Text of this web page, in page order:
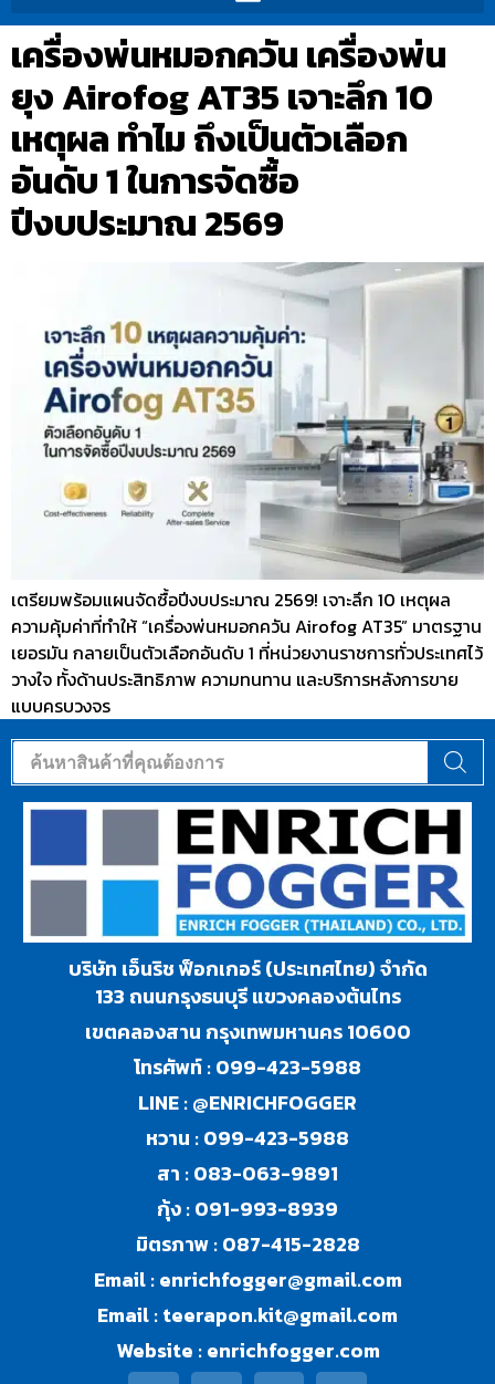
เครื่องพ่นหมอกควัน เครื่องพ่น
ยุง Airofog AT35 เจาะลึก 10
เหตุผล ทำไม ถึงเป็นตัวเลือก
อันดับ 1 ในการจัดซื้อ
ปีงบประมาณ 2569
เตรียมพร้อมแผนจัดซื้อปีงบประมาณ 2569! เจาะลึก 10 เหตุผล
ความคุ้มค่าที่ทำให้ “เครื่องพ่นหมอกควัน Airofog AT35” มาตรฐาน
เยอรมัน กลายเป็นตัวเลือกอันดับ 1 ที่หน่วยงานราชการทั่วประเทศไว้
วางใจ ทั้งด้านประสิทธิภาพ ความทนทาน และบริการหลังการขาย
แบบครบวงจร
บริษัท เอ็นริช ฟ็อกเกอร์ (ประเทศไทย) จำกัด
133 ถนนกรุงธนบุรี แขวงคลองต้นไทร
เขตคลองสาน กรุงเทพมหานคร 10600
โทรศัพท์ :099-423-5988
LINE :@ENRICHFOGGER
หวาน :099-423-5988
สา :083-063-9891
กุ้ง :091-993-8939
มิตรภาพ :087-415-2828
Email :enrichfogger@gmail.com
Email :teerapon.kit@gmail.com
Website :enrichfogger.com